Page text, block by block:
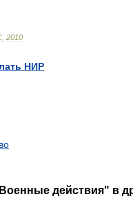
2010
НИР
действия" в